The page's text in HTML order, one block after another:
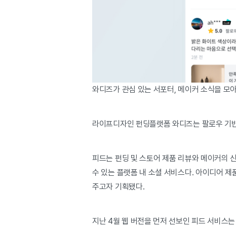
와디즈가 관심 있는 서포터, 메이커 소식을 모
라이프디자인 펀딩플랫폼 와디즈는 팔로우 기
피드는 펀딩 및 스토어 제품 리뷰와 메이커의
수 있는 플랫폼 내 소셜 서비스다. 아이디어 제
주고자 기획됐다.
지난 4월 웹 버전을 먼저 선보인 피드 서비스